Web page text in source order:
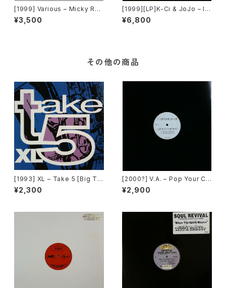
[1999] Various – Micky Rec
ord Vol. 49 [Micky Record
s Inc.][PROMO]
¥3,500
[1999][LP]K-Ci & JoJo – I
t's Real [MCA Records]
¥6,800
その他の商品
[1993] XL – Take 5 [Big Ti
me International]
¥2,300
[2000?] V.A. – Pop Your Co
llar / Can't Go For That [No
t On Label][PROMO]
¥2,900